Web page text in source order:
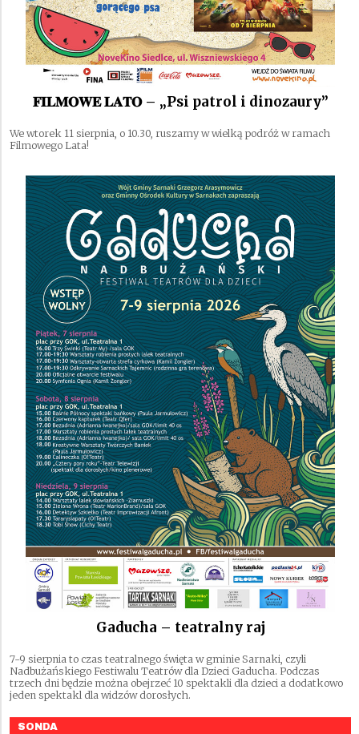
𝐅𝐈𝐋𝐌𝐎𝐖𝐄 𝐋𝐀𝐓𝐎 – „Psi patrol i dinozaury”
We wtorek 11 sierpnia, o 10.30, ruszamy w wielką podróż w ramach
Filmowego Lata!
Gaducha – teatralny raj
7-9 sierpnia to czas teatralnego święta w gminie Sarnaki, czyli
Nadbużańskiego Festiwalu Teatrów dla Dzieci Gaducha. Podczas
trzech dni będzie można obejrzeć 10 spektakli dla dzieci a dodatkowo
jeden spektakl dla widzów dorosłych.
SONDA